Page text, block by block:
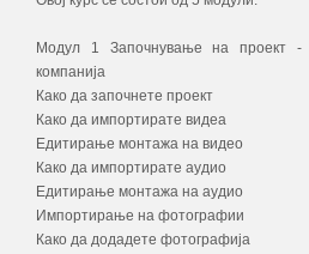
Модул 1 Започнување на проект -
компанија
Како да започнете проект
Како да импортирате видеа
Едитирање монтажа на видео
Како да импортирате аудио
Едитирање монтажа на аудио
Импортирање на фотографии
Како да додадете фотографија